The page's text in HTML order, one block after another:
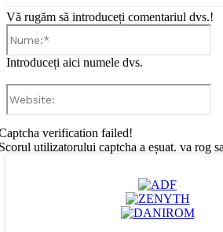
Vă rugăm să introduceți comentariul dvs.!
Introduceți aici numele dvs.
verification failed!
utilizatorului captcha a eșuat. va rog